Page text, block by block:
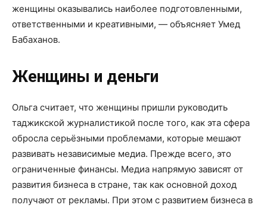
женщины оказывались наиболее подготовленными,
ответственными и креативными, — объясняет Умед
Бабаханов.
Женщины и деньги
Ольга считает, что женщины пришли руководить
таджикской журналистикой после того, как эта сфера
обросла серьёзными проблемами, которые мешают
развивать независимые медиа. Прежде всего, это
ограниченные финансы. Медиа напрямую зависят от
развития бизнеса в стране, так как основной доход
получают от рекламы. При этом с развитием бизнеса в